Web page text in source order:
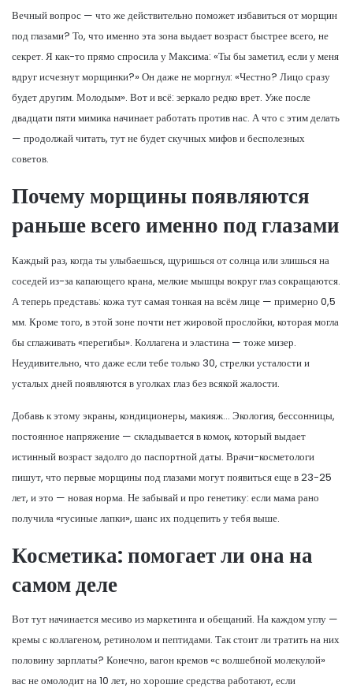
Вечный вопрос — что же действительно поможет избавиться от морщин
под глазами? То, что именно эта зона выдает возраст быстрее всего, не
секрет. Я как-то прямо спросила у Максима: «Ты бы заметил, если у меня
вдруг исчезнут морщинки?» Он даже не моргнул: «Честно? Лицо сразу
будет другим. Молодым». Вот и всё: зеркало редко врет. Уже после
двадцати пяти мимика начинает работать против нас. А что с этим делать
— продолжай читать, тут не будет скучных мифов и бесполезных
советов.
Почему морщины появляются
раньше всего именно под глазами
Каждый раз, когда ты улыбаешься, щуришься от солнца или злишься на
соседей из-за капающего крана, мелкие мышцы вокруг глаз сокращаются.
А теперь представь: кожа тут самая тонкая на всём лице — примерно 0,5
мм. Кроме того, в этой зоне почти нет жировой прослойки, которая могла
бы сглаживать «перегибы». Коллагена и эластина — тоже мизер.
Неудивительно, что даже если тебе только 30, стрелки усталости и
усталых дней появляются в уголках глаз без всякой жалости.
Добавь к этому экраны, кондиционеры, макияж… Экология, бессонницы,
постоянное напряжение — складывается в комок, который выдает
истинный возраст задолго до паспортной даты. Врачи-косметологи
пишут, что первые морщины под глазами могут появиться еще в 23-25
лет, и это — новая норма. Не забывай и про генетику: если мама рано
получила «гусиные лапки», шанс их подцепить у тебя выше.
Косметика: помогает ли она на
самом деле
Вот тут начинается месиво из маркетинга и обещаний. На каждом углу —
кремы с коллагеном, ретинолом и пептидами. Так стоит ли тратить на них
половину зарплаты? Конечно, вагон кремов «с волшебной молекулой»
вас не омолодит на 10 лет, но хорошие средства работают, если